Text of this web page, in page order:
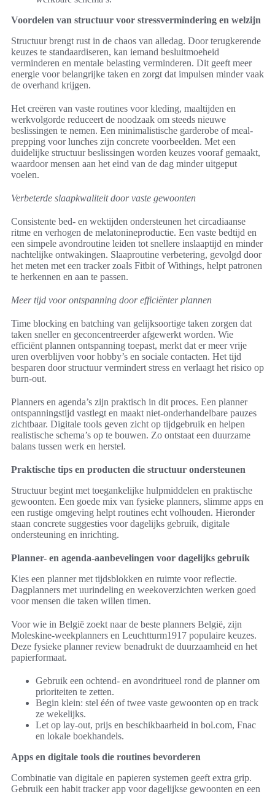
Voordelen van structuur voor stressvermindering en welzijn
Structuur brengt rust in de chaos van alledag. Door terugkerende
keuzes te standaardiseren, kan iemand besluitmoeheid
verminderen en mentale belasting verminderen. Dit geeft meer
energie voor belangrijke taken en zorgt dat impulsen minder vaak
de overhand krijgen.
Het creëren van vaste routines voor kleding, maaltijden en
werkvolgorde reduceert de noodzaak om steeds nieuwe
beslissingen te nemen. Een minimalistische garderobe of meal-
prepping voor lunches zijn concrete voorbeelden. Met een
duidelijke structuur beslissingen worden keuzes vooraf gemaakt,
waardoor mensen aan het eind van de dag minder uitgeput
voelen.
Verbeterde slaapkwaliteit door vaste gewoonten
Consistente bed- en wektijden ondersteunen het circadiaanse
ritme en verhogen de melatonineproductie. Een vaste bedtijd en
een simpele avondroutine leiden tot snellere inslaaptijd en minder
nachtelijke ontwakingen. Slaaproutine verbetering, gevolgd door
het meten met een tracker zoals Fitbit of Withings, helpt patronen
te herkennen en aan te passen.
Meer tijd voor ontspanning door efficiënter plannen
Time blocking en batching van gelijksoortige taken zorgen dat
taken sneller en geconcentreerder afgewerkt worden. Wie
efficiënt plannen ontspanning toepast, merkt dat er meer vrije
uren overblijven voor hobby’s en sociale contacten. Het tijd
besparen door structuur vermindert stress en verlaagt het risico op
burn-out.
Planners en agenda’s zijn praktisch in dit proces. Een planner
ontspanningstijd vastlegt en maakt niet-onderhandelbare pauzes
zichtbaar. Digitale tools geven zicht op tijdgebruik en helpen
realistische schema’s op te bouwen. Zo ontstaat een duurzame
balans tussen werk en herstel.
Praktische tips en producten die structuur ondersteunen
Structuur begint met toegankelijke hulpmiddelen en praktische
gewoonten. Een goede mix van fysieke planners, slimme apps en
een rustige omgeving helpt routines echt volhouden. Hieronder
staan concrete suggesties voor dagelijks gebruik, digitale
ondersteuning en inrichting.
Planner- en agenda-aanbevelingen voor dagelijks gebruik
Kies een planner met tijdsblokken en ruimte voor reflectie.
Dagplanners met uurindeling en weekoverzichten werken goed
voor mensen die taken willen timen.
Voor wie in België zoekt naar de beste planners België, zijn
Moleskine-weekplanners en Leuchtturm1917 populaire keuzes.
Deze fysieke planner review benadrukt de duurzaamheid en het
papierformaat.
Gebruik een ochtend- en avondritueel rond de planner om
prioriteiten te zetten.
Begin klein: stel één of twee vaste gewoonten op en track
ze wekelijks.
Let op lay-out, prijs en beschikbaarheid in bol.com, Fnac
en lokale boekhandels.
Apps en digitale tools die routines bevorderen
Combinatie van digitale en papieren systemen geeft extra grip.
Gebruik een habit tracker app voor dagelijkse gewoonten en een